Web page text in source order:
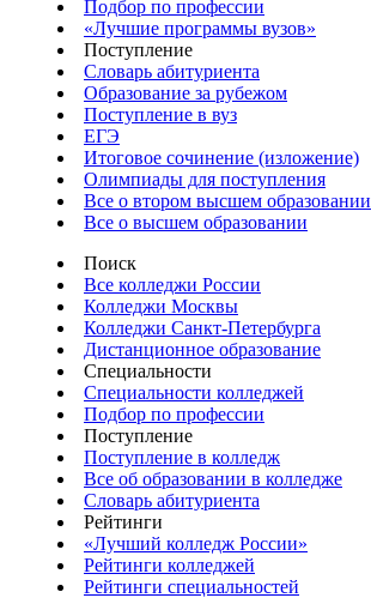
Подбор по профессии
«Лучшие программы вузов»
Поступление
Словарь абитуриента
Образование за рубежом
Поступление в вуз
ЕГЭ
Итоговое сочинение (изложение)
Олимпиады для поступления
Все о втором высшем образовании
Все о высшем образовании
Поиск
Все колледжи России
Колледжи Москвы
Колледжи Санкт-Петербурга
Дистанционное образование
Специальности
Специальности колледжей
Подбор по профессии
Поступление
Поступление в колледж
Все об образовании в колледже
Словарь абитуриента
Рейтинги
«Лучший колледж России»
Рейтинги колледжей
Рейтинги специальностей